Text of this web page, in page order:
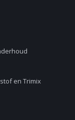
en Trimix